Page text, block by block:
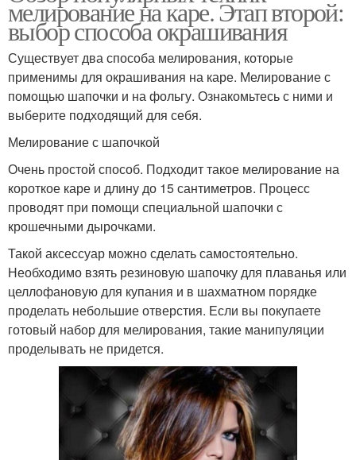
мелирование на каре. Этап второй:
выбор способа окрашивания
Существует два способа мелирования, которые
применимы для окрашивания на каре. Мелирование с
помощью шапочки и на фольгу. Ознакомьтесь с ними и
выберите подходящий для себя.
Мелирование с шапочкой
Очень простой способ. Подходит такое мелирование на
короткое каре и длину до 15 сантиметров. Процесс
проводят при помощи специальной шапочки с
крошечными дырочками.
Такой аксессуар можно сделать самостоятельно.
Необходимо взять резиновую шапочку для плаванья или
целлофановую для купания и в шахматном порядке
проделать небольшие отверстия. Если вы покупаете
готовый набор для мелирования, такие манипуляции
проделывать не придется.